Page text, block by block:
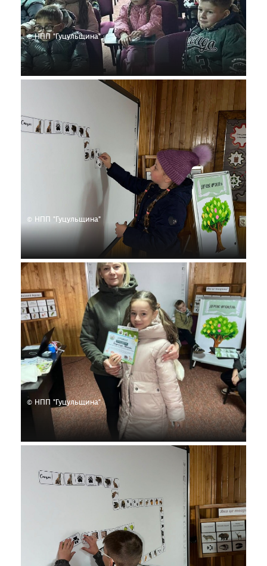
© НПП "Гуцульщина"
© НПП "Гуцульщина"
© НПП "Гуцульщина"